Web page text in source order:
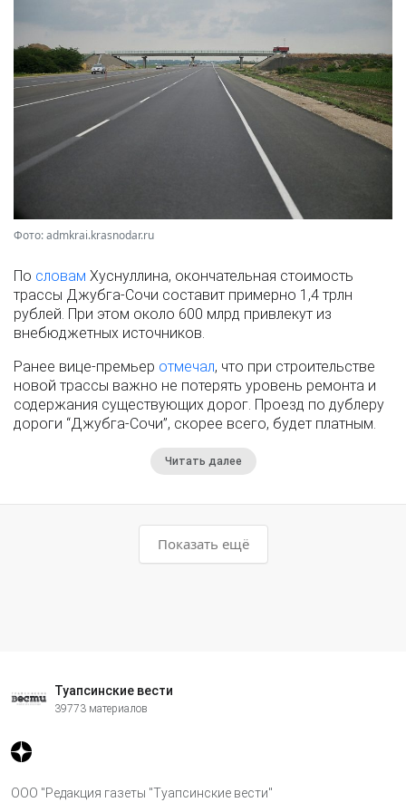
Фото: admkrai.krasnodar.ru
По словам Хуснуллина, окончательная стоимость
трассы Джубга-Сочи составит примерно 1,4 трлн
рублей. При этом около 600 млрд привлекут из
внебюджетных источников.
Ранее вице-премьер отмечал, что при строительстве
новой трассы важно не потерять уровень ремонта и
содержания существующих дорог. Проезд по дублеру
дороги “Джубга-Сочи”, скорее всего, будет платным.
Читать далее
Показать ещё
Туапсинские вести
39773 материалов
ООО "Редакция газеты "Туапсинские вести"